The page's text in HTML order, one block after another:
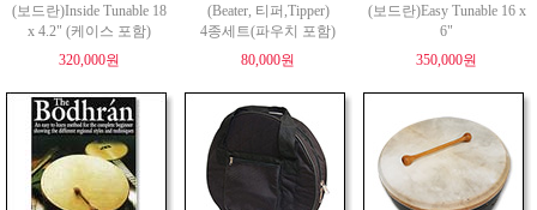
(보드란)Inside Tunable 18
x 4.2" (케이스 포함)
320,000원
(Beater, 티퍼,Tipper)
4종세트(파우치 포함)
80,000원
(보드란)Easy Tunable 16 x
6"
350,000원